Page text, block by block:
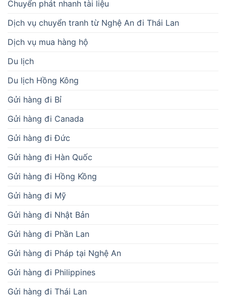
Chuyển phát nhanh tài liệu
Dịch vụ chuyển tranh từ Nghệ An đi Thái Lan
Dịch vụ mua hàng hộ
Du lịch
Du lịch Hồng Kông
Gửi hàng đi Bỉ
Gửi hàng đi Canada
Gửi hàng đi Đức
Gửi hàng đi Hàn Quốc
Gửi hàng đi Hồng Kồng
Gửi hàng đi Mỹ
Gửi hàng đi Nhật Bản
Gửi hàng đi Phần Lan
Gửi hàng đi Pháp tại Nghệ An
Gửi hàng đi Philippines
Gửi hàng đi Thái Lan